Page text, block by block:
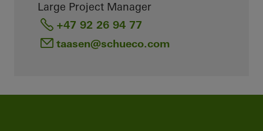
Large Project Manager
+47 92 26 94 77
taasen@schueco.com